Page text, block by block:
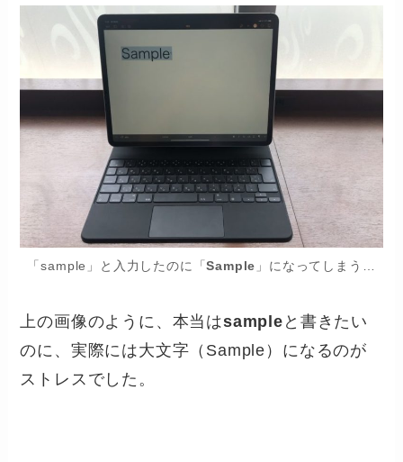
「sample」と入力したのに「Sample 」になってしまう…
上の画像のように、本当はsample と書きたい
のに、実際には大文字（Sample）になるのが
ストレスでした。